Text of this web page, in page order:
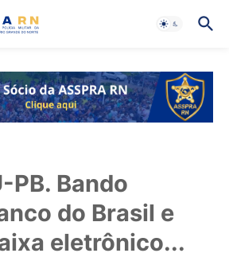
PB. Bando
do Brasil e
eletrônico...